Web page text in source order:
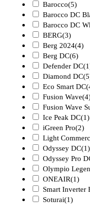
Barocco(5)
Barocco DC
Barocco DC
BERG(3)
Berg 2024(4)
Berg DC(6)
Defender DC
Diamond DC
Eco Smart DC
Fusion Wave
Fusion Wave
Ice Peak DC(1)
iGreen Pro(2)
Light
Odyssey DC(1)
Odyssey Pro
Olympio
ONEAIR(1)
Smart Inverter
Soturai(1)